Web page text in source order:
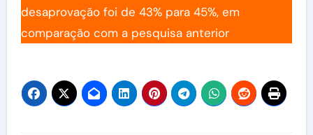
desaprovação foi de 43% para 45%, em
comparação com a pesquisa anterior